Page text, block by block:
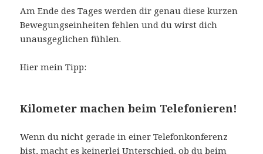
Am Ende des Tages werden dir genau diese kurzen
Bewegungseinheiten fehlen und du wirst dich
unausgeglichen fühlen.
Hier mein Tipp:
Kilometer machen beim Telefonieren!
Wenn du nicht gerade in einer Telefonkonferenz
bist, macht es keinerlei Unterschied, ob du beim